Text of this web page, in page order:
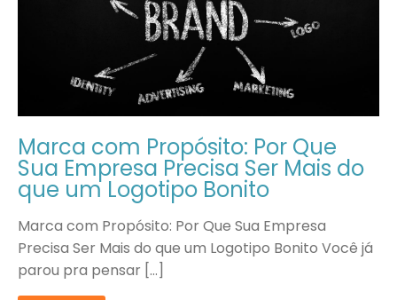
Marca com Propósito: Por Que
Sua Empresa Precisa Ser Mais do
que um Logotipo Bonito
Marca com Propósito: Por Que Sua Empresa
Precisa Ser Mais do que um Logotipo Bonito Você já
parou pra pensar […]